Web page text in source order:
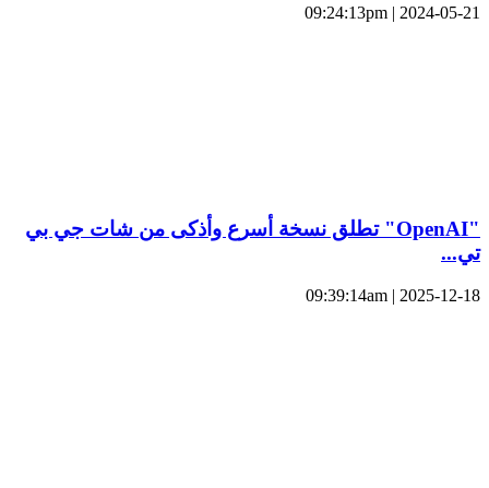
2024-05-21 | 09:24:13pm
"OpenAI" تطلق نسخة أسرع وأذكى من شات جي بي
تي...
2025-12-18 | 09:39:14am